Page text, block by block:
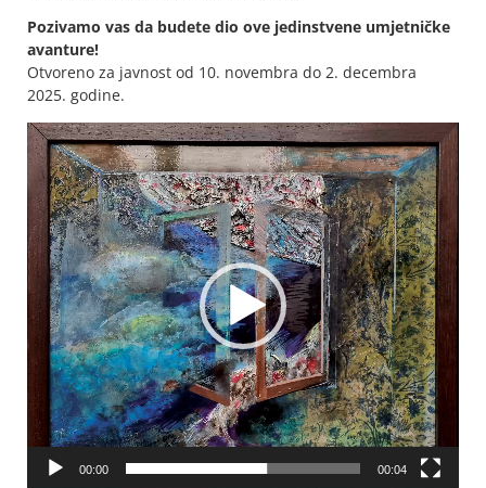
Pozivamo vas da budete dio ove jedinstvene umjetničke
avanture!
Otvoreno za javnost od 10. novembra do 2. decembra
2025. godine.
Video
Player
00:00 00:04